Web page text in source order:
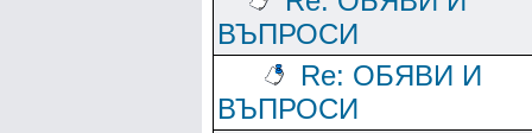
ВЪПРОСИ
Re: ОБЯВИ И
ВЪПРОСИ